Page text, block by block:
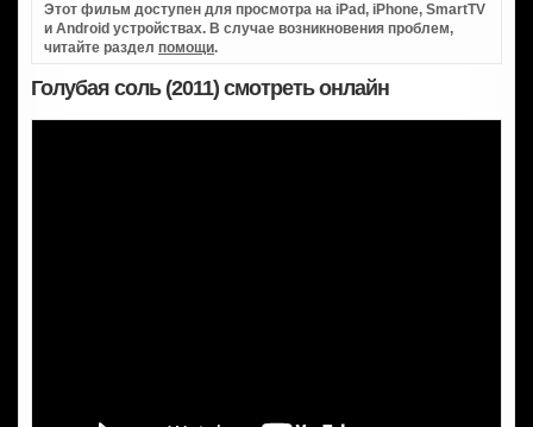
Этот фильм доступен для просмотра на iPad, iPhone, SmartTV
и Android устройствах. В случае возникновения проблем,
читайте раздел помощи.
Голубая соль (2011) смотреть онлайн